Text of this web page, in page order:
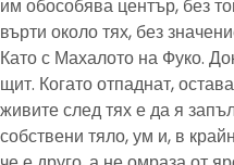
им обособява център, без
върти около тях, без
Като с Махалото на Фуко.
щит. Когато отпаднат,
живите след тях е да я
собствени тяло, ум и, в